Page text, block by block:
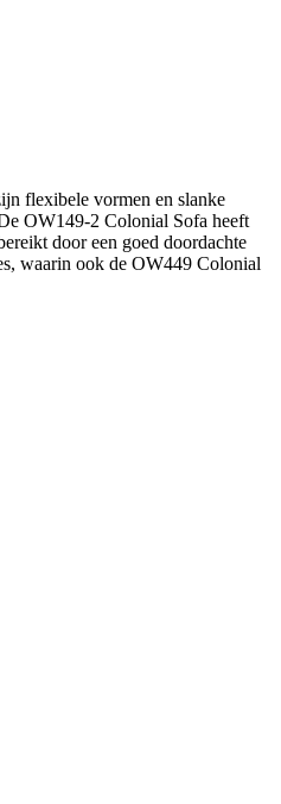
flexibele vormen en slanke
OW149-2 Colonial Sofa heeft
door een goed doordachte
waarin ook de OW449 Colonial